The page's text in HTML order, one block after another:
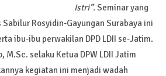
Istri”.Seminar yang
Sabilur Rosyidin-Gayungan Surabaya ini
ibu-ibu perwakilan DPD LDII se-Jatim.
M.Sc. selaku Ketua DPW LDII Jatim
kegiatan ini menjadi wadah